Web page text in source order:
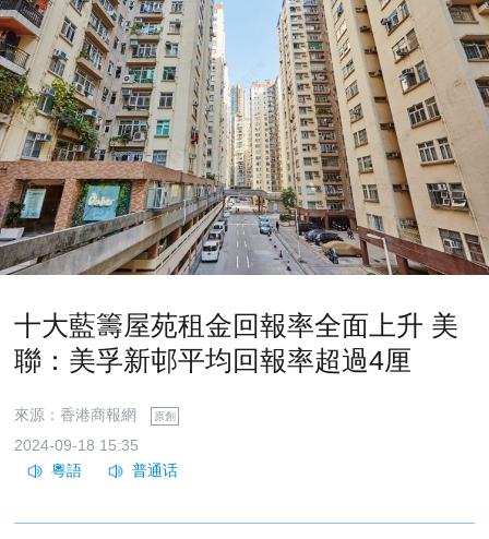
十大藍籌屋苑租金回報率全面上升 美
聯：美孚新邨平均回報率超過4厘
來源：香港商報網 原創
2024-09-18 15:35